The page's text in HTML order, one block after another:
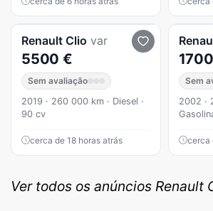
Renault Clio var
5500 €
Sem avaliação
2019 · 260 000 km · Diesel ·
90 cv
cerca de 18 horas atrás
Sem
2002 ·
cerca
Ver todos os anúncios Renault